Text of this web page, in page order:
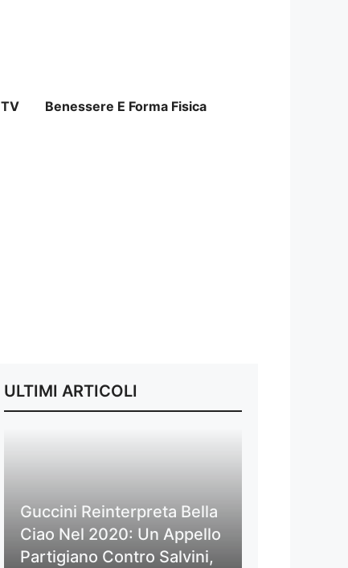
TV Benessere E Forma Fisica
ULTIMI ARTICOLI
Guccini Reinterpreta Bella
Ciao Nel 2020: Un Appello
Partigiano Contro Salvini,